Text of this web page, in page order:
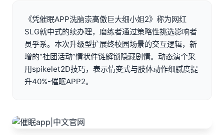
《凭催眠APP洗脑崇高傲巨大细小姐2》称为网红
SLG就中式的续办理，磨练者通过策略性挑选影响者
员乎系。本次升级型扩展终校园场景的交互逻辑，新
增的“社团活动”情状件链解锁隐藏剧情。动态演个采
用spikelet2D技巧，表示情变式与肢体动作细腻度提
升40%-催眠APP2。